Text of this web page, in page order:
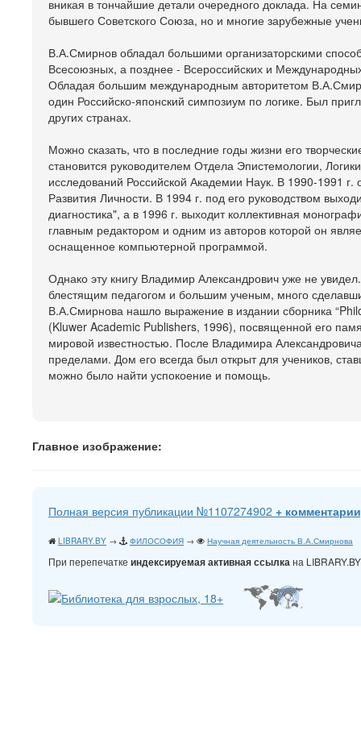
вникая в тончайшие детали очередного доклада. На
бывшего Советского Союза, но и многие зарубежные
В.А.Смирнов обладал большими организаторскими
Всесоюзных, а позднее - Всероссийских и
Обладая большим международным авторитетом
один Российско-японский симпозиум по логике. Был
других странах.
Можно сказать, что в последние годы жизни его
становится руководителем Отдела Эпистемологии,
исследований Российской Академии Наук. В 1990-1991 г.
Развития Личности. В 1994 г. под его руководством
диагностика", а в 1996 г. выходит коллективная
главным редактором и одним из авторов которой он
оснащенное компьютерной программой.
Однако эту книгу Владимир Александрович уже не
блестящим педагогом и большим ученым, много
В.А.Смирнова нашло выражение в издании сборника
(Kluwer Academic Publishers, 1996), посвященной его
мировой известностью. После Владимира
пределами. Дом его всегда был открыт для учеников,
можно было найти успокоение и помощь.
Главное изображение:
Полная версия публикации №1107274902 +
LIBRARY.BY → ФИЛОСОФИЯ → Научная деятельность В.А.Смирнова
При перепечатке индексируемая активная ссылкана